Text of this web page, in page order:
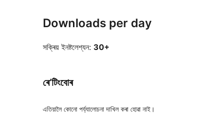
Downloads per day
সক্ৰিয় ইনষ্টলেশ্যন: 30+
ৰে’টিংবোৰ
এতিয়ালৈ কোনো পৰ্য্যালোচনা দাখিল কৰা হোৱা নাই।